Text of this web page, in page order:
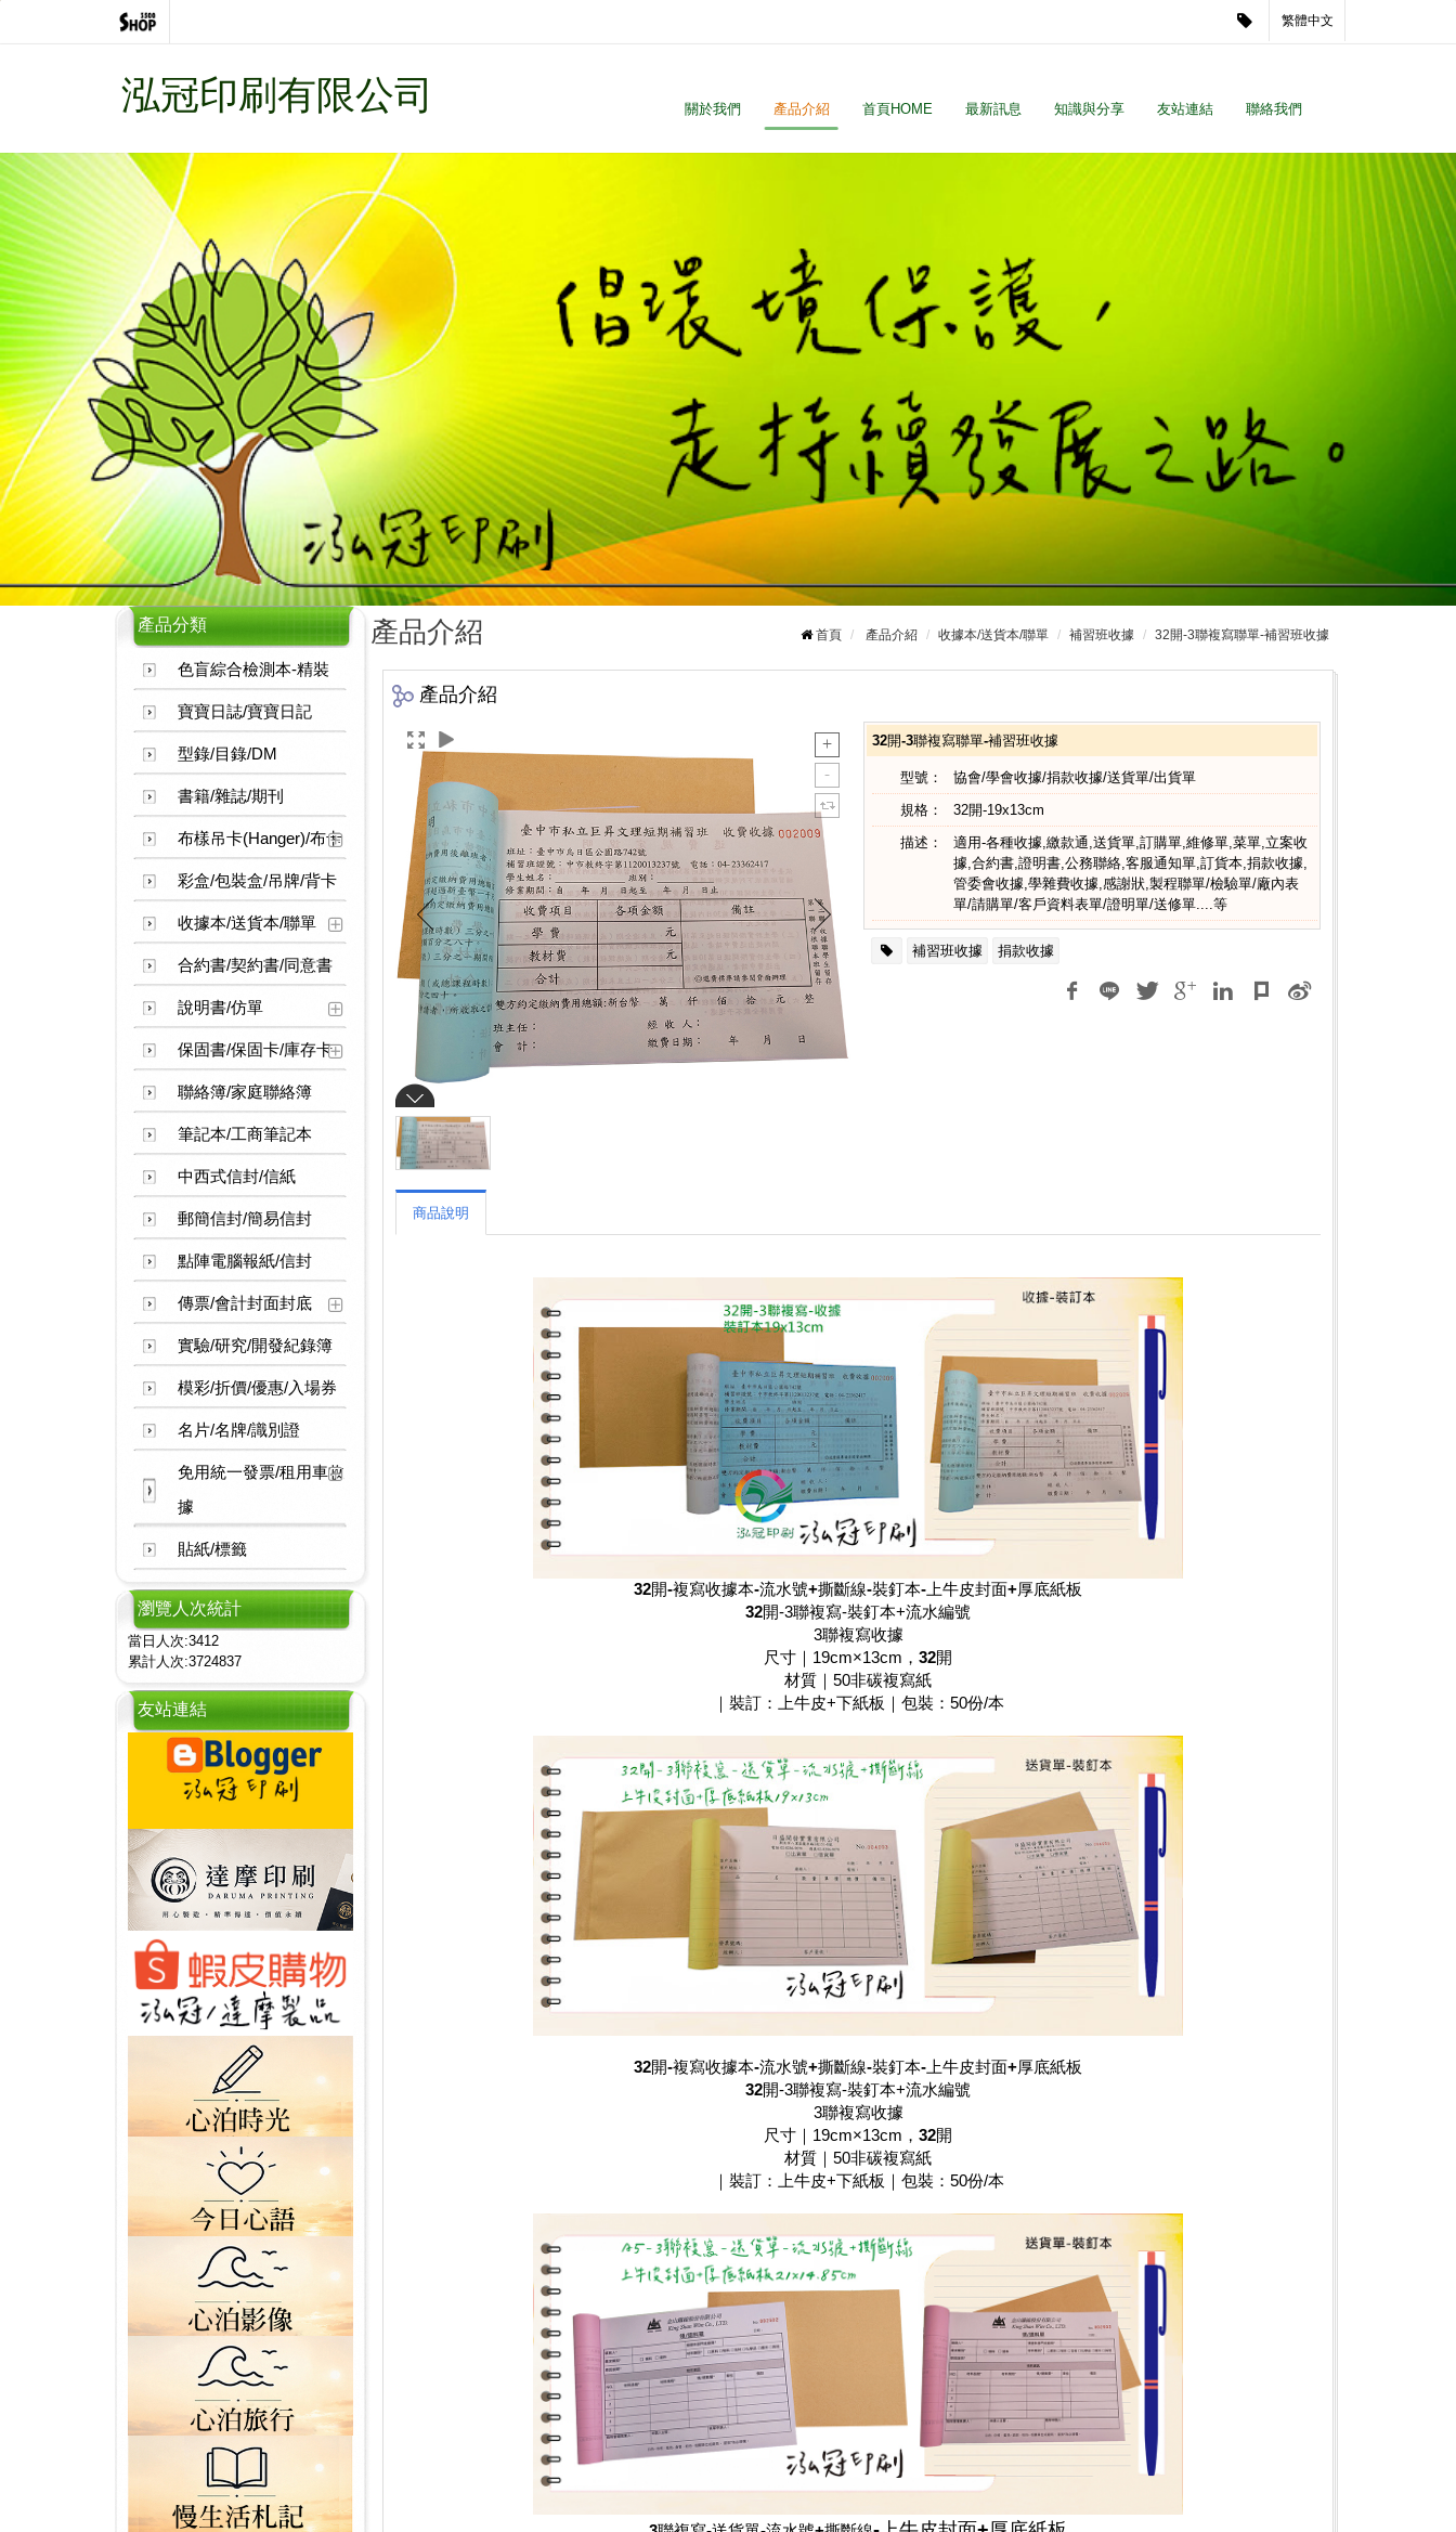
繁體中文
泓冠印刷有限公司 關於我們 產品介紹 首頁HOME 最新訊息 知識與分享 友站連結 聯絡我們
產品分類
色盲綜合檢測本-精裝
寶寶日誌/寶寶日記
型錄/目錄/DM
書籍/雜誌/期刊
布樣吊卡(Hanger)/布卡
彩盒/包裝盒/吊牌/背卡
收據本/送貨本/聯單
合約書/契約書/同意書
說明書/仿單
保固書/保固卡/庫存卡
聯絡簿/家庭聯絡簿
筆記本/工商筆記本
中西式信封/信紙
郵簡信封/簡易信封
點陣電腦報紙/信封
傳票/會計封面封底
實驗/研究/開發紀錄簿
模彩/折價/優惠/入場券
名片/名牌/識別證
免用統一發票/租用車收
據
貼紙/標籤
瀏覽人次統計
當日人次:3412
累計人次:3724837
友站連結
產品介紹 首頁 產品介紹 收據本/送貨本/聯單 補習班收據 32開-3聯複寫聯單-補習班收據
產品介紹
32開-3聯複寫聯單-補習班收據
型號：
協會/學會收據/捐款收據/送貨單/出貨單
規格：
32開-19x13cm
描述：
適用-各種收據,繳款通,送貨單,訂購單,維修單,菜單,立案收
據,合約書,證明書,公務聯絡,客服通知單,訂貨本,捐款收據,
管委會收據,學雜費收據,感謝狀,製程聯單/檢驗單/廠內表
單/請購單/客戶資料表單/證明單/送修單....等
補習班收據 捐款收據
商品說明
32開-複寫收據本-流水號+撕斷線-裝釘本-上牛皮封面+厚底紙板
32開-3聯複寫-裝釘本+流水編號
3聯複寫收據
尺寸｜19cm×13cm， 32開
材質｜50非碳複寫紙
｜裝訂：上牛皮+下紙板｜包裝：50份/本
32開-複寫收據本-流水號+撕斷線-裝釘本-上牛皮封面+厚底紙板
32開-3聯複寫-裝釘本+流水編號
3聯複寫收據
尺寸｜19cm×13cm， 32開
材質｜50非碳複寫紙
｜裝訂：上牛皮+下紙板｜包裝：50份/本